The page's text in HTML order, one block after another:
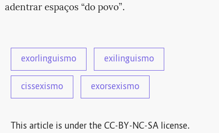
adentrar espaços “do povo”.
exorlinguismo exilinguismo
cissexismo exorsexismo
This article is under the CC-BY-NC-SA license.